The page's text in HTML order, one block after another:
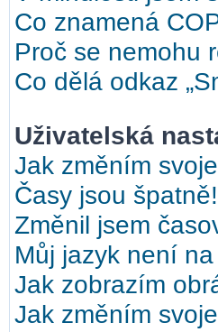
Co znamená
Proč se nemohu
Co dělá odkaz
Uživatelská
Jak změním
Časy jsou špatně!
Změnil jsem
Můj jazyk není
Jak zobrazím
Jak změním